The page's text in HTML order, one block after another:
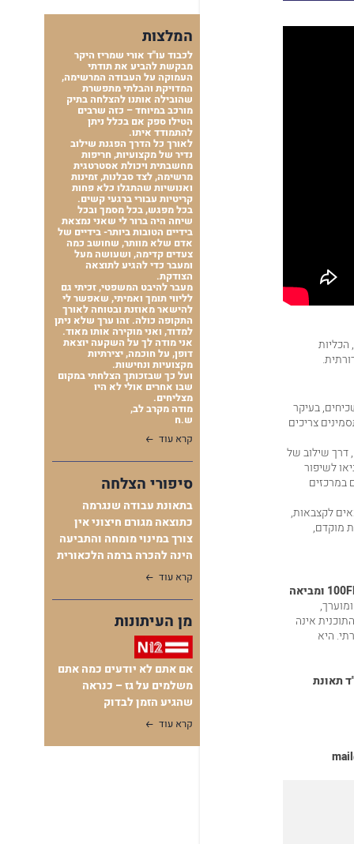
הכליות
בעיקר
צריכים
דרך שילוב של
לשיפור
במרכזים
לקצבאות,
מוקדם,
ומביאה
אינה
היא
תאונת
המלצות
לכבוד עו"ד אורי שמריז היקר
מבקשת להביע את תודתי
העמוקה על העבודה המרשימה,
המדויקת והבלתי מתפשרת
שהובילה אותנו להצלחה בתיק
מורכב במיוחד – כזה שרבים
הטילו ספק אם בכלל ניתן
להתמודד איתו.
לאורך כל הדרך הפגנת שילוב
נדיר של מקצועיות, חריפות
מחשבתית ויכולת אסטרטגית
מרשימה, לצד סבלנות, זמינות
ואנושיות שהתגלו כלא פחות
קריטיות עבורי ברגעי קשים.
בכל מפגש, בכל מסמך ובכל
שיחה היה ברור לי שאני נמצאת
בידיים הטובות ביותר- בידיים של
אדם שלא מוותר, שחושב כמה
צעדים קדימה, ושעושה מעל
ומעבר כדי להגיע לתוצאה
הצודקת.
מעבר להיבט המשפטי, זכיתי גם
לליווי תומך ואמיתי, שאפשר לי
להישאר מאוזנת ובטוחה לאורך
התקופה כולה. זהו ערך שלא ניתן
למדוד, ואני מוקירה אותו מאוד.
אני מודה לך על השקעה יוצאת
דופן, על חוכמה, יצירתיות
מקצועיות ונחישות.
ועל כך שבזכותך הצלחתי במקום
שבו אחרים אולי לא היו
מצליחים.
מודה מקרב לב,
ש.ח
קרא עוד
סיפורי הצלחה
בתאונת עבודה שנגרמה
כתוצאה מגורם חיצוני אין
צורך במינוי מומחה והתביעה
הינה להכרה ברמה הלכאורית
קרא עוד
מן העיתונות
אם אתם לא יודעים כמה אתם
משלמים על גז – כנראה
שהגיע הזמן לבדוק
קרא עוד